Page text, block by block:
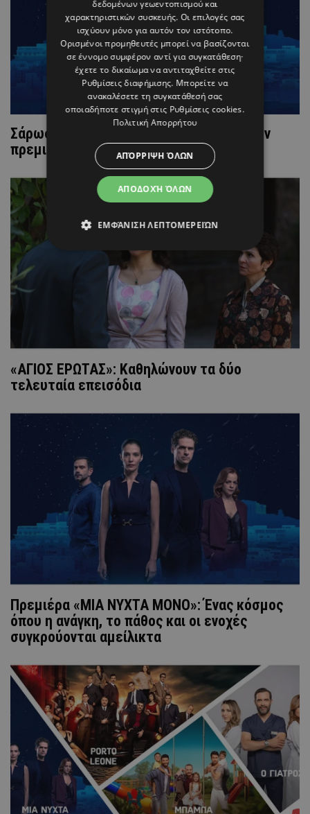
Σάρωσε η σειρά «ΜΙΑ ΝΥΧΤΑ ΜΟΝΟ» στην
πρεμιέρα
«ΑΓΙΟΣ ΕΡΩΤΑΣ»: Καθηλώνουν τα δύο
τελευταία επεισόδια
Πρεμιέρα «ΜΙΑ ΝΥΧΤΑ ΜΟΝΟ»: Ένας κόσμος
όπου η ανάγκη, το πάθος και οι ενοχές
συγκρούονται αμείλικτα
δεδομένων γεωεντοπισμού και
χαρακτηριστικών συσκευής. Οι επιλογές σας
ισχύουν μόνο για αυτόν τον ιστότοπο.
Ορισμένοι προμηθευτές μπορεί να βασίζονται
σε έννομο συμφέρον αντί για συγκατάθεση·
έχετε το δικαίωμα να αντιταχθείτε στις
Ρυθμίσεις διαφήμισης. Μπορείτε να
ανακαλέσετε τη συγκατάθεσή σας
οποιαδήποτε στιγμή στις Ρυθμίσεις cookies.
Πολιτική Απορρήτου
ΑΠΟΔΟΧΉ ΌΛΩΝ
ΑΠΌΡΡΙΨΗ ΌΛΩΝ
ΕΜΦΆΝΙΣΗ ΛΕΠΤΟΜΕΡΕΙΏΝ